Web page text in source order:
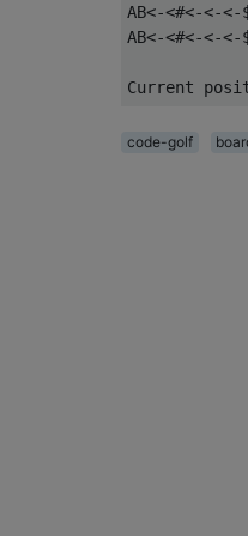
AB<-<#<-<-
AB<-<#<-<-
code-golf